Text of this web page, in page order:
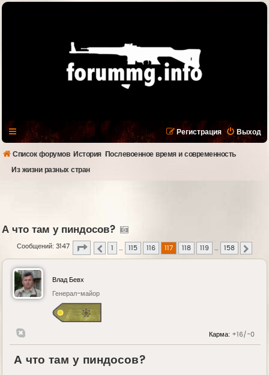
Выход
Регистрация
Список форумов История Послевоенное время и современность
Из жизни разных стран
А что там у пиндосов?
Сообщений: 3147 Страница 117из 158
1 115 116 117 118 119 158
Влад Бевх
Генерал-майор
Карма: +16/-0
А что там у пиндосов?